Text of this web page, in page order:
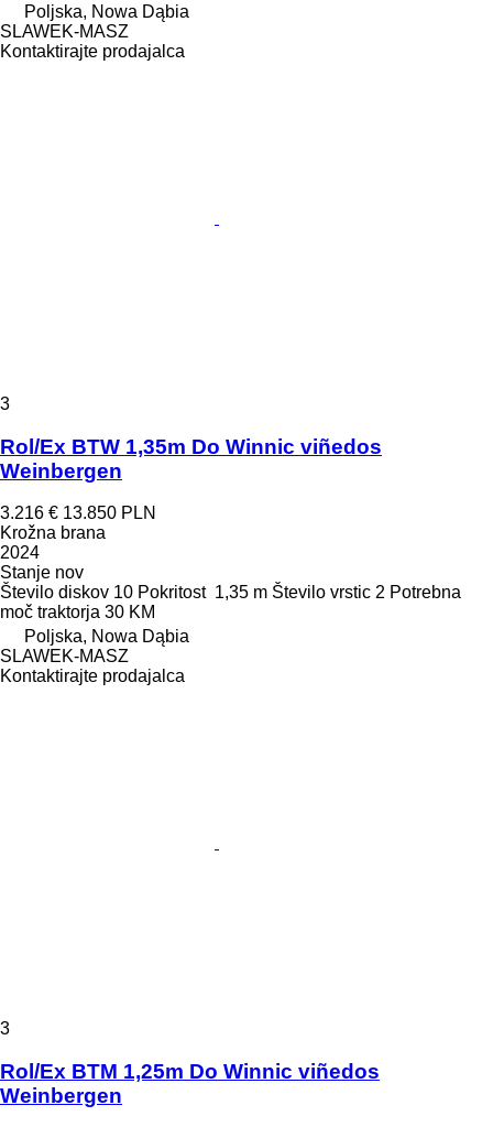
Poljska, Nowa Dąbia
SLAWEK-MASZ
Kontaktirajte prodajalca
3
Rol/Ex BTW 1,35m Do Winnic viñedos
Weinbergen
3.216 € 13.850 PLN
Krožna brana
2024
Stanje nov
Število diskov 10 Pokritost 1,35 m Število vrstic 2 Potrebna
moč traktorja 30 KM
Poljska, Nowa Dąbia
SLAWEK-MASZ
Kontaktirajte prodajalca
3
Rol/Ex BTM 1,25m Do Winnic viñedos
Weinbergen